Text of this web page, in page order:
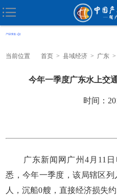
当前位置 首页 > 县域经济 > 广东 >
今年一季度广东水上交
时间：
广东新闻网广州4月11日
悉，今年一季度，该局辖区
人，沉船0艘，直接经济损失